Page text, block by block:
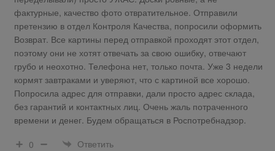
фактурные, качество фото отвратительное. Отправили
претензию в отдел Контроля Качества, попросили оформить
Возврат. Все картины перед отправкой проходят этот отдел,
поэтому они не хотят отвечать за свою ошибку, отвечают
грубо и неохотно. Телефона нет, только почта. Уже 3 недели
кормят завтраками и уверяют, что с картиной все хорошо.
Попросила адрес для отправки, дали просто адрес склада,
без гарантий и контактных лиц. Очень жаль потраченного
времени и денег. Будем обращаться в Роспотребнадзор.
0
Ответить